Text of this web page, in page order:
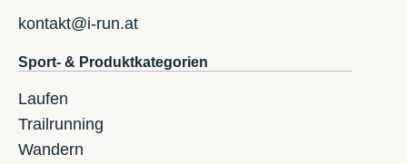
kontakt@i-run.at
Sport- & Produktkategorien
Laufen
Trailrunning
Wandern